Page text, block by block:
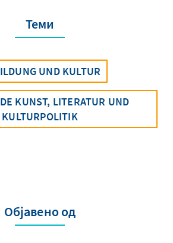
Теми
UND KULTUR
KUNST, LITERATUR UND
KULTURPOLITIK
Објавено од